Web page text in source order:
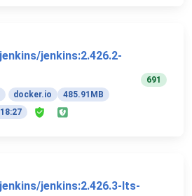
jenkins:2.426.2-
docker.io
485.91MB
691
jenkins:2.426.3-lts-